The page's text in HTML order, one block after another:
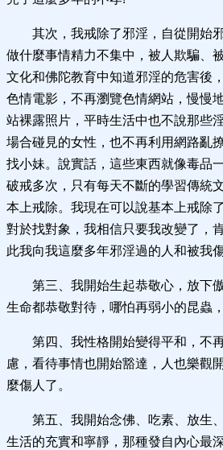
其次，我戒除了邪淫，自從開始
做什麼事情精力不集中，被人欺騙、
文化和佛陀教育中知道邪淫的危害後
色情電影，不再瀏覽色情網站，慢慢
站裸露照片，平時生活中也不說那些
場合碰見的女性，也不再利用網路亂
找小妹。說實話，這些東西就像毒品
破戒多次，只有每天不斷的學習傳統
本上戒除。我現在可以說基本上戒除
對於找對象，我相信只要我改變了，
此我向我這麼多年邪淫過的人和被我
第三、我開始生起恭敬心，放下
生命都恭敬對待，哪怕再弱小的昆蟲
第四、我性格開始變得平和，不
慮，看待事情也開始豁達，人也樂觀
麼傷人了。
第五、我開始念佛、吃素、放生
生活的充實和寧靜，那種發自內心最